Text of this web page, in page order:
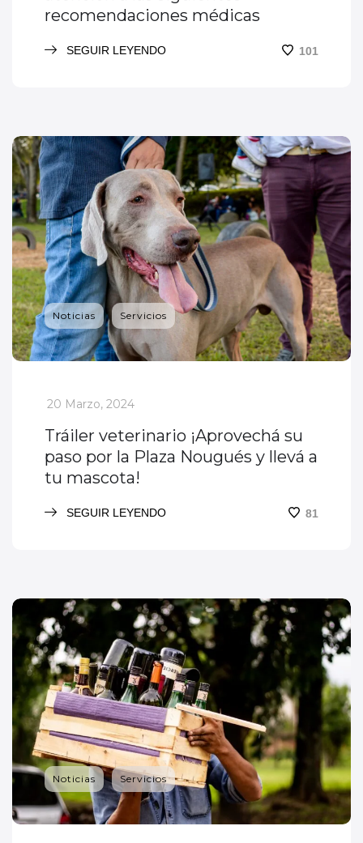
recomendaciones médicas
SEGUIR LEYENDO 101
Noticias Servicios
_
20 Marzo, 2024
Tráiler veterinario ¡Aprovechá su
paso por la Plaza Nougués y llevá a
tu mascota!
SEGUIR LEYENDO 81
Noticias Servicios